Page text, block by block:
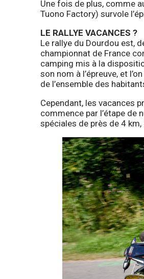
Une fois de plus, comme
Tuono Factory) survole
LE RALLYE VACANCES ?
Le rallye du Dourdou est,
championnat de France
camping mis à la
son nom à l’épreuve, et
de l’ensemble des
Cependant, les vacances
commence par l’étape de
spéciales de près de 4